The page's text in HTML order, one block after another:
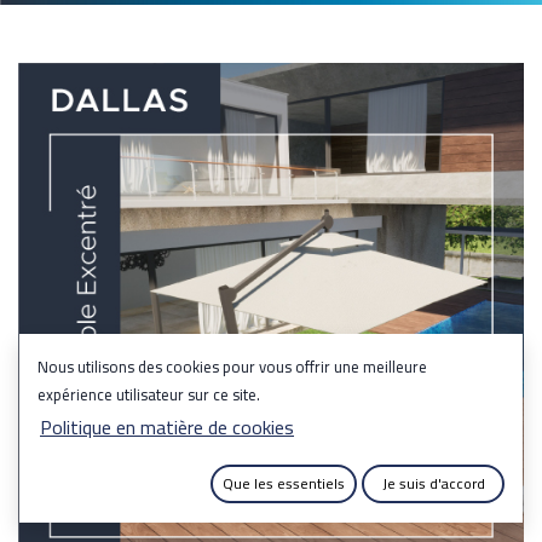
Nous utilisons des cookies pour vous offrir une meilleure
expérience utilisateur sur ce site.
Politique en matière de cookies
Que les essentiels Je suis d'accord